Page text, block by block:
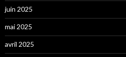
juin 2025
mai 2025
avril 2025